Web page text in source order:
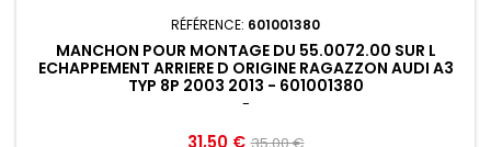
RÉFÉRENCE: 601001380
MANCHON POUR MONTAGE DU 55.0072.00 SUR L
ECHAPPEMENT ARRIERE D ORIGINE RAGAZZON AUDI A3
TYP 8P 2003 2013 - 601001380
-
Prix
31,50 € Prix